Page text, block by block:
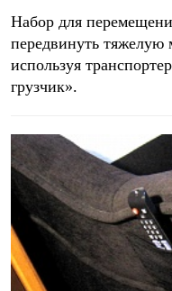
Набор для
передвинуть тяжелую
используя
грузчик».